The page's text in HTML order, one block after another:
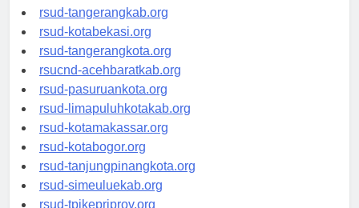
universitasindonesia.org
rsud-tangerangkab.org
rsud-kotabekasi.org
rsud-tangerangkota.org
rsucnd-acehbaratkab.org
rsud-pasuruankota.org
rsud-limapuluhkotakab.org
rsud-kotamakassar.org
rsud-kotabogor.org
rsud-tanjungpinangkota.org
rsud-simeuluekab.org